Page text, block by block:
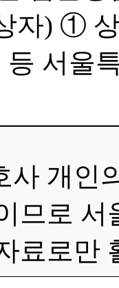
자) ①
서울
사 개인
므로
료로만